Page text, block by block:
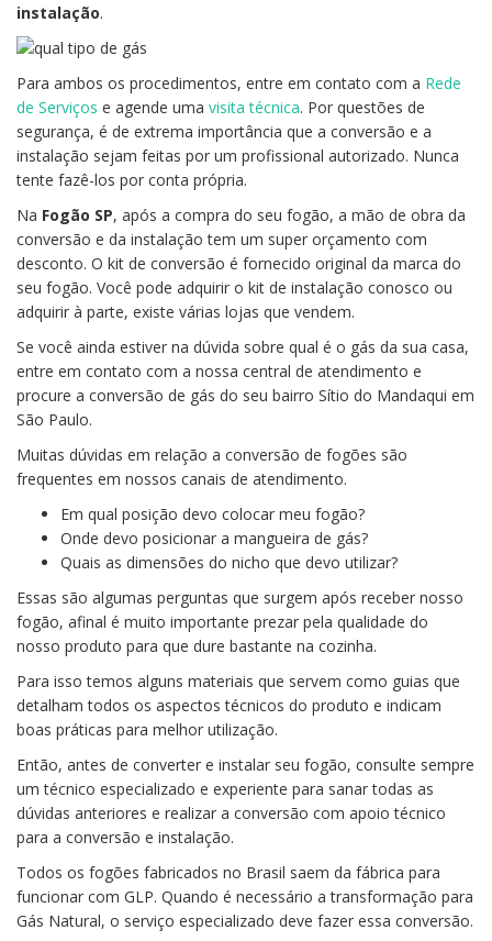
instalação.
Para ambos os procedimentos, entre em contato com a Rede
de Serviços e agende uma visita técnica. Por questões de
segurança, é de extrema importância que a conversão e a
instalação sejam feitas por um profissional autorizado. Nunca
tente fazê-los por conta própria.
Na Fogão SP, após a compra do seu fogão, a mão de obra da
conversão e da instalação tem um super orçamento com
desconto. O kit de conversão é fornecido original da marca do
seu fogão. Você pode adquirir o kit de instalação conosco ou
adquirir à parte, existe várias lojas que vendem.
Se você ainda estiver na dúvida sobre qual é o gás da sua casa,
entre em contato com a nossa central de atendimento e
procure a conversão de gás do seu bairro Sítio do Mandaqui em
São Paulo.
Muitas dúvidas em relação a conversão de fogões são
frequentes em nossos canais de atendimento.
Em qual posição devo colocar meu fogão?
Onde devo posicionar a mangueira de gás?
Quais as dimensões do nicho que devo utilizar?
Essas são algumas perguntas que surgem após receber nosso
fogão, afinal é muito importante prezar pela qualidade do
nosso produto para que dure bastante na cozinha.
Para isso temos alguns materiais que servem como guias que
detalham todos os aspectos técnicos do produto e indicam
boas práticas para melhor utilização.
Então, antes de converter e instalar seu fogão, consulte sempre
um técnico especializado e experiente para sanar todas as
dúvidas anteriores e realizar a conversão com apoio técnico
para a conversão e instalação.
Todos os fogões fabricados no Brasil saem da fábrica para
funcionar com GLP. Quando é necessário a transformação para
Gás Natural, o serviço especializado deve fazer essa conversão.